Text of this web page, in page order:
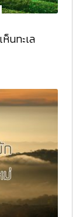
นทะเล